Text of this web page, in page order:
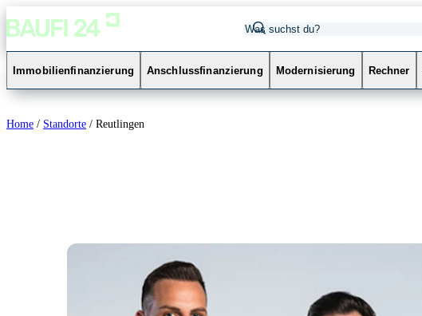
Immobilienfinanzierung Anschlussfinanzierung Modernisierung Rechner
Home / Standorte / Reutlingen